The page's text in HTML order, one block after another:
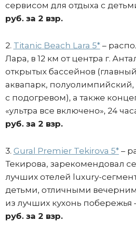
сервисом для отдыха с
руб. за 2 взр.
2. Titanic Beach Lara 5*–
Лара, в 12 км от центра г.
открытых бассейнов
аквапарк,
с подогревом), а также
«ультра все включено», 24
руб. за 2 взр.
3. Gural Premier Tekirova 5*–
Текирова, зарекомендовал
лучших отелей luxury-
детьми, отличными
из лучших кухонь побережья
руб. за 2 взр.